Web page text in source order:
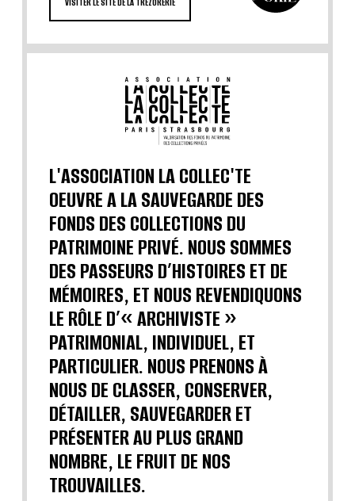
VISITER LE SITE DE LA TRÉZORERIE
L'ASSOCIATION LA COLLEC'TE
OEUVRE A LA SAUVEGARDE DES
FONDS DES COLLECTIONS DU
PATRIMOINE PRIVÉ. NOUS SOMMES
DES PASSEURS D’HISTOIRES ET DE
MÉMOIRES, ET NOUS REVENDIQUONS
LE RÔLE D’« ARCHIVISTE »
PATRIMONIAL, INDIVIDUEL, ET
PARTICULIER. NOUS PRENONS À
NOUS DE CLASSER, CONSERVER,
DÉTAILLER, SAUVEGARDER ET
PRÉSENTER AU PLUS GRAND
NOMBRE, LE FRUIT DE NOS
TROUVAILLES.